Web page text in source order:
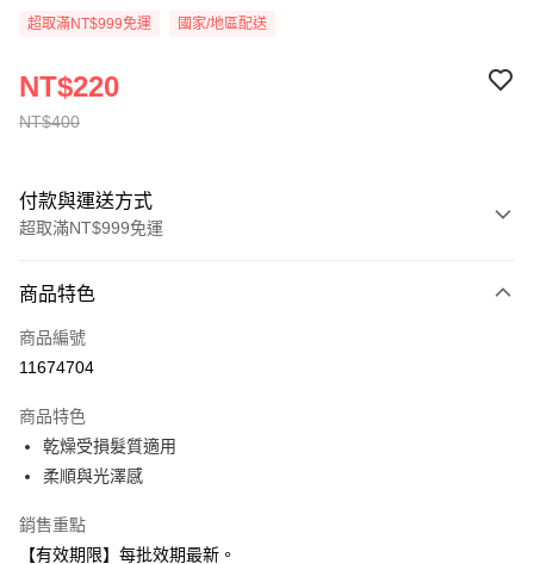
超取滿NT$999免運 國家/地區配送
NT$400
NT$220
付款與運送方式
超取滿NT$999免運
信用卡一次付款
信用卡分期付款
合作金庫商業銀行
華南商業銀行
上海商業儲蓄銀行
臺灣中小企業銀行
匯豐（台灣）商業銀行
超商取貨付款
LINE Pay
Apple Pay
商品特色
商品編號
11674704
商品特色
乾燥受損髮質適用
柔順與光澤感
銷售重點
【有效期限】每批效期最新。